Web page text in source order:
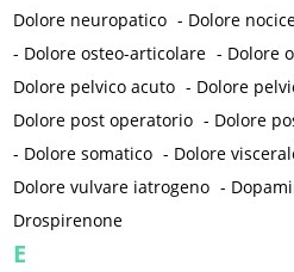
Dolore neuropatico - Dolore
- Dolore osteo-articolare - Dolore
Dolore pelvico acuto - Dolore
Dolore post operatorio - Dolore
- Dolore somatico - Dolore
Dolore vulvare iatrogeno -
Drospirenone
E